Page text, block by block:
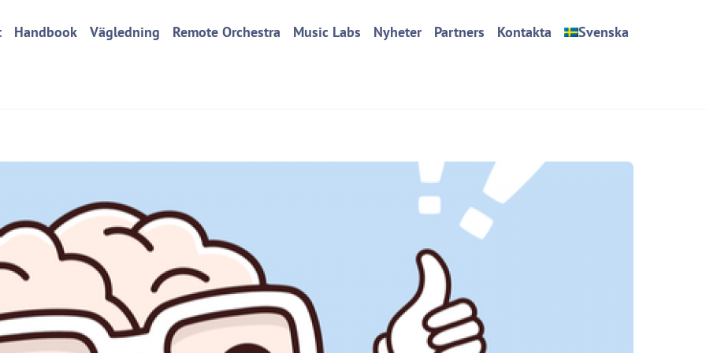
Handbook Vägledning Remote Orchestra Music Labs Nyheter Partners Kontakta Svenska